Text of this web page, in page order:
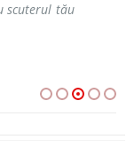
scuterul tău